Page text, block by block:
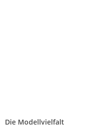
Die Modellvielfalt